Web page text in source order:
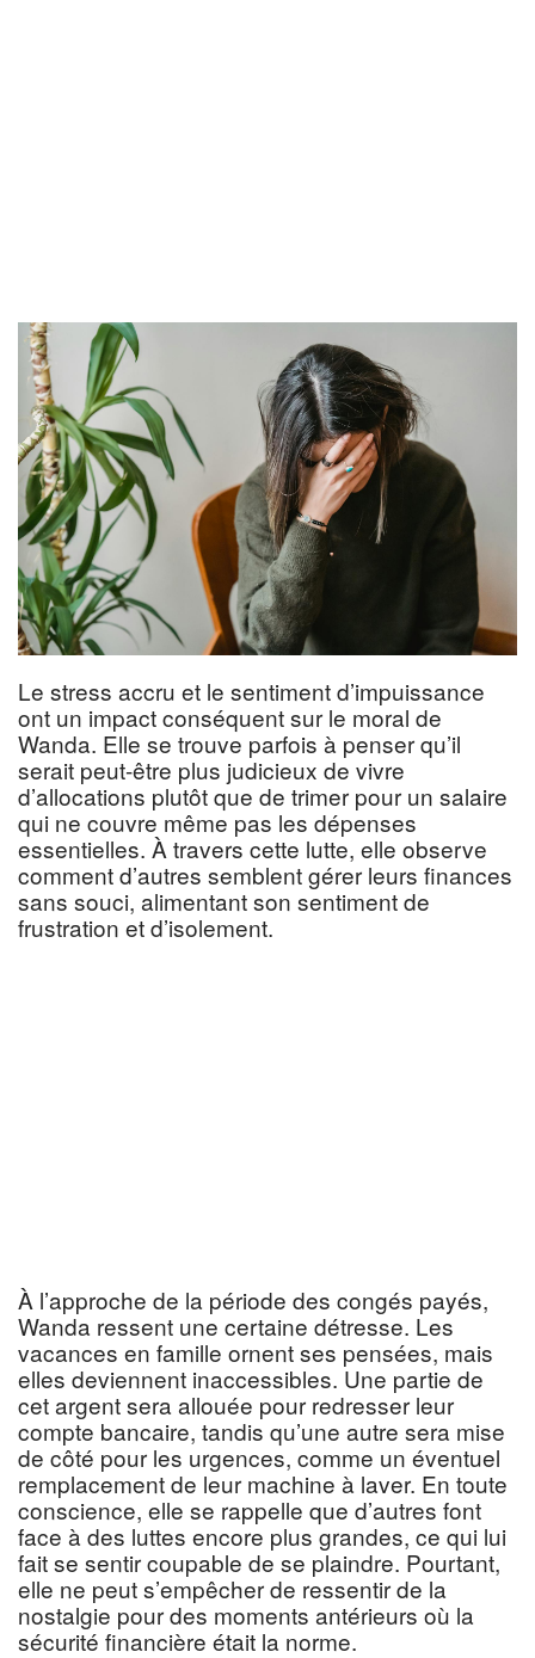
Le stress accru et le sentiment d’impuissance
ont un impact conséquent sur le moral de
Wanda. Elle se trouve parfois à penser qu’il
serait peut-être plus judicieux de vivre
d’allocations plutôt que de trimer pour un salaire
qui ne couvre même pas les dépenses
essentielles. À travers cette lutte, elle observe
comment d’autres semblent gérer leurs finances
sans souci, alimentant son sentiment de
frustration et d’isolement.
À l’approche de la période des congés payés,
Wanda ressent une certaine détresse. Les
vacances en famille ornent ses pensées, mais
elles deviennent inaccessibles. Une partie de
cet argent sera allouée pour redresser leur
compte bancaire, tandis qu’une autre sera mise
de côté pour les urgences, comme un éventuel
remplacement de leur machine à laver. En toute
conscience, elle se rappelle que d’autres font
face à des luttes encore plus grandes, ce qui lui
fait se sentir coupable de se plaindre. Pourtant,
elle ne peut s’empêcher de ressentir de la
nostalgie pour des moments antérieurs où la
sécurité financière était la norme.